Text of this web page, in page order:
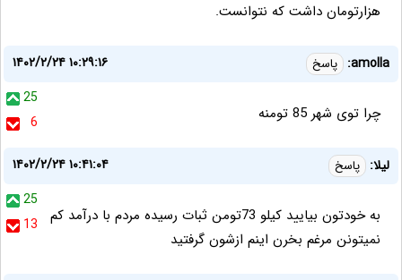
هزارتومان داشت که نتوانست.
amolla: پاسخ
۱۴۰۲/۲/۲۴ ۱۰:۲۹:۱۶
25
6
چرا توی شهر 85 تومنه
لیلا: پاسخ
۱۴۰۲/۲/۲۴ ۱۰:۴۱:۰۴
25
13
به خودتون بیایید کیلو 73تومن ثبات رسیده مردم با درآمد کم
نمیتونن مرغم بخرن اینم ازشون گرفتید